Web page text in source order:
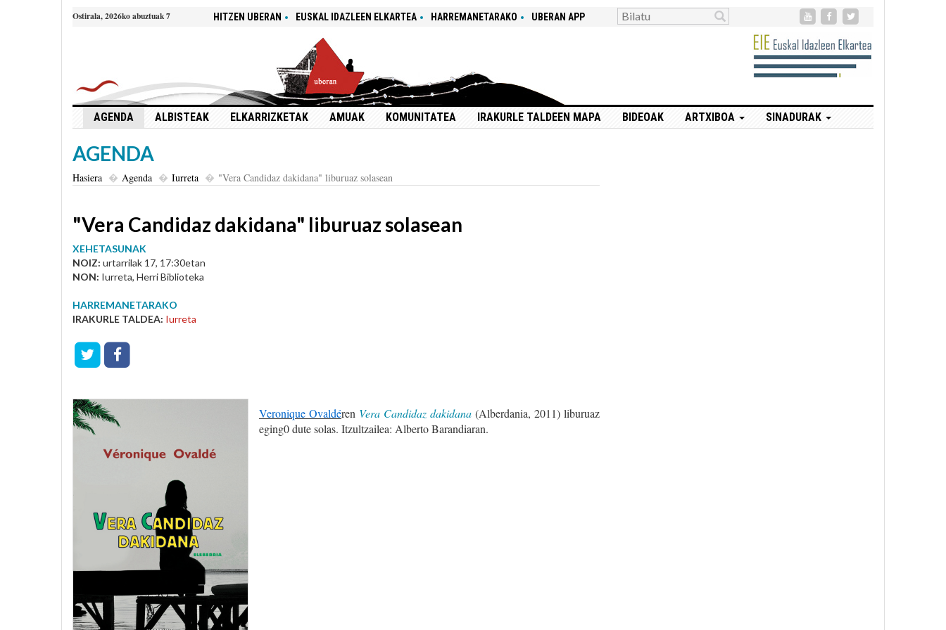
Ostirala, 2026ko abuztuak 7 HITZEN UBERAN EUSKAL IDAZLEEN ELKARTEA HARREMANETARAKO UBERAN APP
AGENDA ALBISTEAK ELKARRIZKETAK AMUAK KOMUNITATEA IRAKURLE TALDEEN MAPA BIDEOAK ARTXIBOA SINADURAK
AGENDA
Hasiera Agenda Iurreta "Vera Candidaz dakidana" liburuaz solasean
"Vera Candidaz dakidana" liburuaz solasean
XEHETASUNAK
NOIZ: urtarrilak 17, 17:30etan
NON: Iurreta, Herri Biblioteka
HARREMANETARAKO
IRAKURLE TALDEA: Iurreta
Veronique Ovaldéren Vera Candidaz dakidana(Alberdania, 2011) liburuaz
eging0 dute solas. Itzultzailea: Alberto Barandiaran.